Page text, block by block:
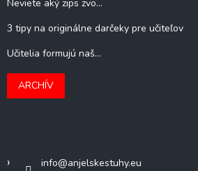
Neviete aký zips zvo...
3 tipy na originálne darčeky pre učiteľov
Učitelia formujú naš...
ARCHÍV
info@anjelskestuhy.eu